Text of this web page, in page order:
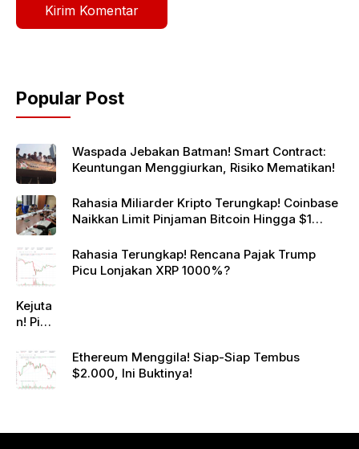
Popular Post
Waspada Jebakan Batman! Smart Contract:
Keuntungan Menggiurkan, Risiko Mematikan!
Rahasia Miliarder Kripto Terungkap! Coinbase
Naikkan Limit Pinjaman Bitcoin Hingga $1
Rahasia Terungkap! Rencana Pajak Trump
Picu Lonjakan XRP 1000%?
Kejuta
n! Pi
rk
Gande
ng
Eropa,
Ethereum Menggila! Siap-Siap Tembus
$2.000, Ini Buktinya!